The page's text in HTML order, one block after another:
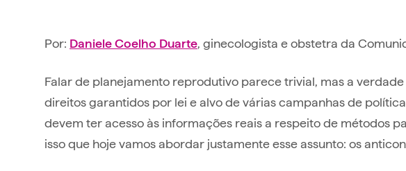
Por: Daniele Coelho Duarte, ginecologista e obstetra da
Falar de planejamento reprodutivo parece trivial, mas a
direitos garantidos por lei e alvo de várias campanhas de
devem ter acesso às informações reais a respeito de métodos
isso que hoje vamos abordar justamente esse assunto: os